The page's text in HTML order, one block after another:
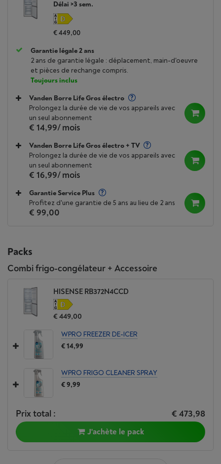
Délai >3 sem.
€ 449,00
Garantie légale 2 ans
2 ans de garantie légale : déplacement, main-d'oeuvre
et pièces de rechange compris.
Toujours inclus
Vanden Borre Life Gros électro
Prolongez la durée de vie de vos appareils avec
un seul abonnement
€ 14,99/ mois
Vanden Borre Life Gros électro + TV
Prolongez la durée de vie de vos appareils avec
un seul abonnement
€ 16,99/ mois
Garantie Service Plus
Profitez d'une garantie de 5 ans au lieu de 2 ans
€ 99,00
Packs
Combi frigo-congélateur + Accessoire
HISENSE RB372N4CCD
€ 449,00
WPRO FREEZER DE-ICER
€ 14,99
WPRO FRIGO CLEANER SPRAY
€ 9,99
Prix total : € 473,98
J'achète le pack